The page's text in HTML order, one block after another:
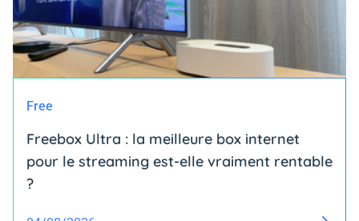
Free
Freebox Ultra : la meilleure box internet
pour le streaming est-elle vraiment rentable
?